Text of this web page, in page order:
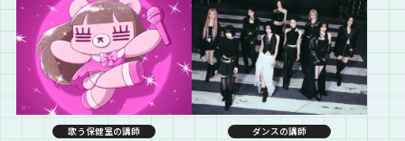
歌う保健室の講師 ダンスの講師